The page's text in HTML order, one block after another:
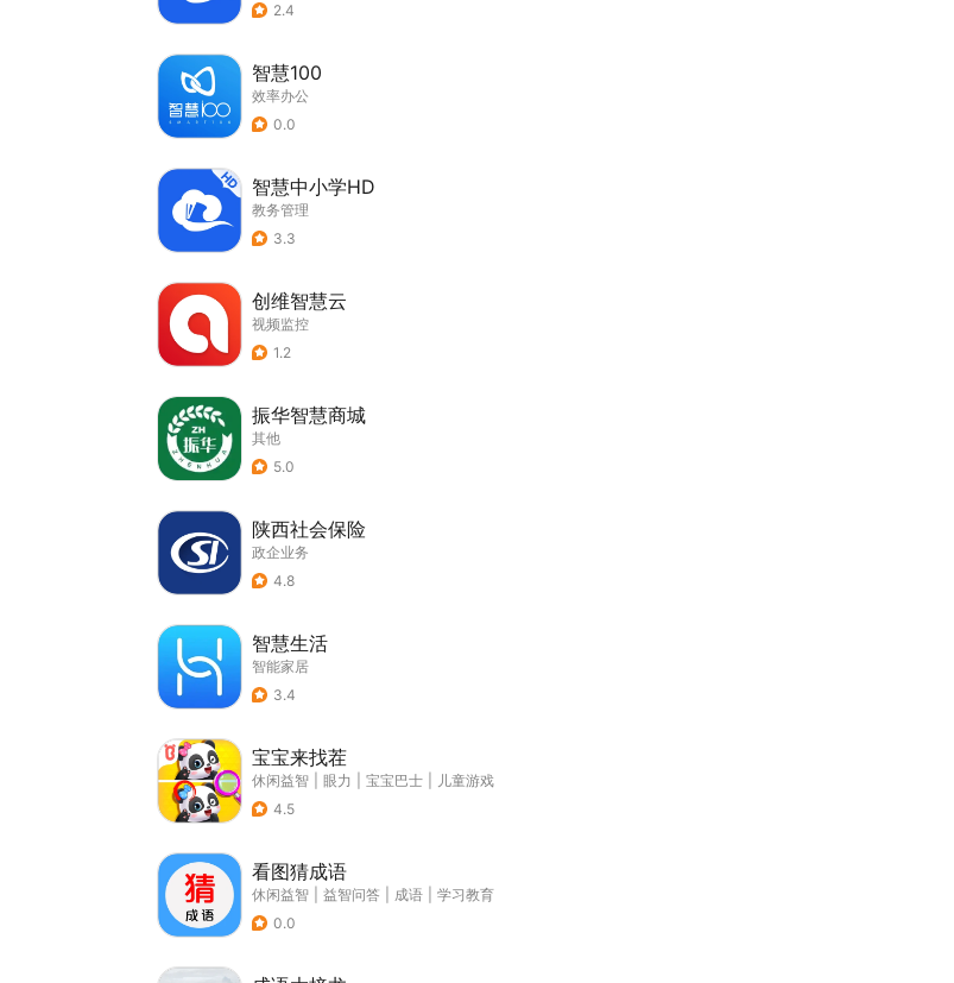
2.4
智慧100
效率办公
0.0
智慧中小学HD
教务管理
3.3
创维智慧云
视频监控
1.2
振华智慧商城
其他
5.0
陕西社会保险
政企业务
4.8
智慧生活
智能家居
3.4
宝宝来找茬
休闲益智 眼力 宝宝巴士
儿童游戏
4.5
看图猜成语
休闲益智 益智问答 成语
学习教育
0.0